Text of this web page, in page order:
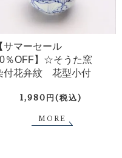
サマーセール
％OFF】☆そうた窯
付花弁紋 花型小付
1,980円(税込)
MORE